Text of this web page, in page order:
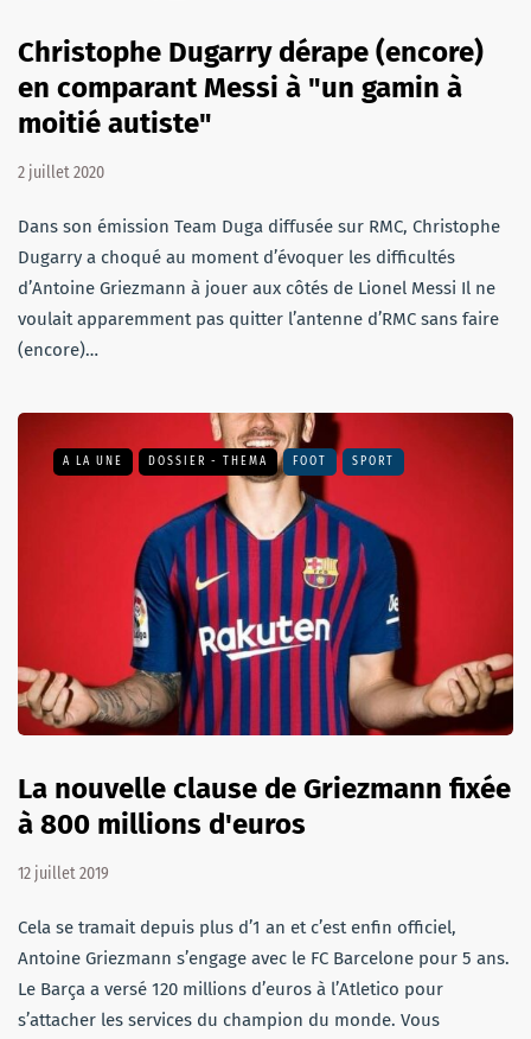
Christophe Dugarry dérape (encore)
en comparant Messi à "un gamin à
moitié autiste"
2 juillet 2020
Dans son émission Team Duga diffusée sur RMC, Christophe
Dugarry a choqué au moment d’évoquer les difficultés
d’Antoine Griezmann à jouer aux côtés de Lionel Messi Il ne
voulait apparemment pas quitter l’antenne d’RMC sans faire
(encore)…
A LA UNE DOSSIER - THEMA FOOT SPORT
La nouvelle clause de Griezmann fixée
à 800 millions d'euros
12 juillet 2019
Cela se tramait depuis plus d’1 an et c’est enfin officiel,
Antoine Griezmann s’engage avec le FC Barcelone pour 5 ans.
Le Barça a versé 120 millions d’euros à l’Atletico pour
s’attacher les services du champion du monde. Vous